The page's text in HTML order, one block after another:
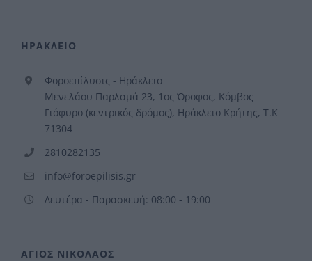
ΗΡΑΚΛΕΙΟ
Φοροεπίλυσις - Ηράκλειο
Μενελάου Παρλαμά 23, 1ος Όροφος, Κόμβος
Γιόφυρο (κεντρικός δρόμος), Ηράκλειο Κρήτης, Τ.Κ
71304
2810282135
info@foroepilisis.gr
Δευτέρα - Παρασκευή: 08:00 - 19:00
ΑΓΙΟΣ ΝΙΚΟΛΑΟΣ